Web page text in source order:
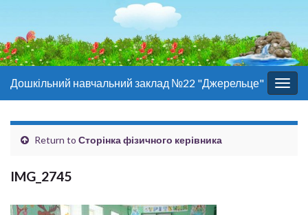
Дошкільний навчальний заклад №22 "Джерельце"
Return to Сторінка фізичного керівника
IMG_2745